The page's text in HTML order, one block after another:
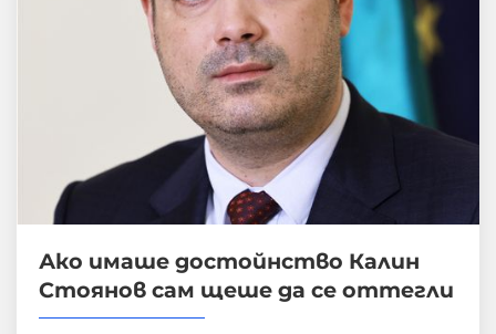
Ако имаше достойнство Калин
Стоянов сам щеше да се оттегли